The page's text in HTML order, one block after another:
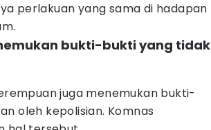
perlakuan yang sama di hadapan
bukti-bukti yang tidak
juga menemukan bukti-
oleh kepolisian. Komnas